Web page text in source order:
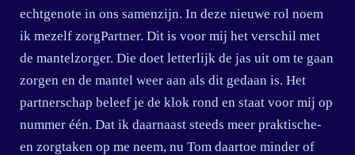
echtgenote in ons samenzijn. In deze nieuwe rol noem
ik mezelf zorgPartner. Dit is voor mij het verschil met
de mantelzorger. Die doet letterlijk de jas uit om te gaan
zorgen en de mantel weer aan als dit gedaan is. Het
partnerschap beleef je de klok rond en staat voor mij op
nummer één. Dat ik daarnaast steeds meer praktische-
en zorgtaken op me neem, nu Tom daartoe minder of